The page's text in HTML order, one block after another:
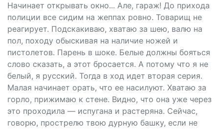
Начинает открывать окно... Але, гараж! До прихода
полиции все сидим на жеппах ровно. Товарищ не
реагирует. Подскакиваю, хватаю за шею, валю на
пол, походу обыскивая на наличие ножей и
пистолетов. Парень в шоке. Белые должны бояться
слово сказать, а этот бросается. А потому что я не
белый, я русский. Тогда в ход идет вторая серия.
Малая начинает орать, что ее насилуют. Хватаю за
горло, прижимаю к стене. Видно, что она уже через
это проходила — испугана и растеряна. Сейчас,
говорю, прострелю твою дурную башку, если не